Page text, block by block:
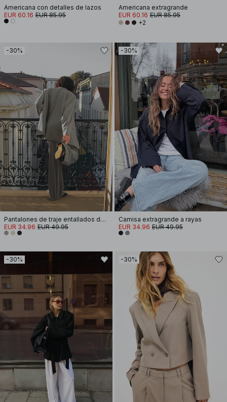
Americana con detalles de lazos
EUR 60.16 EUR 85.95
Americana extragrande
EUR 60.16 EUR 85.95
+2
-30%
Pantalones de traje entallados de tiro medio
EUR 34.96 EUR 49.95
-30%
Camisa extragrande a rayas
EUR 34.96 EUR 49.95
-30% -30%